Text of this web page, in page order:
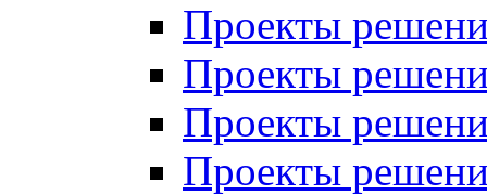
Проекты
Проекты
Проекты
Проекты